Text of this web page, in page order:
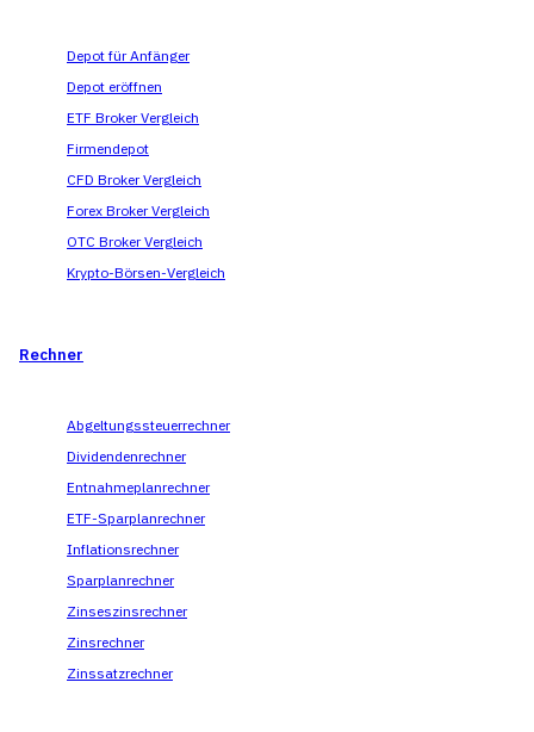
Depot für Anfänger
Depot eröffnen
ETF Broker Vergleich
Firmendepot
CFD Broker Vergleich
Forex Broker Vergleich
OTC Broker Vergleich
Krypto-Börsen-Vergleich
Rechner
Abgeltungssteuerrechner
Dividendenrechner
Entnahmeplanrechner
ETF-Sparplanrechner
Inflationsrechner
Sparplanrechner
Zinseszinsrechner
Zinsrechner
Zinssatzrechner